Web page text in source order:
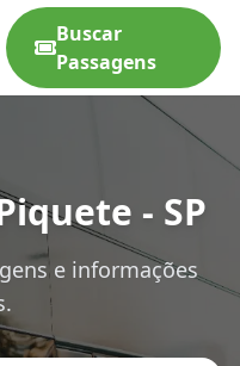
Buscar
Passagens
- SP
e informações